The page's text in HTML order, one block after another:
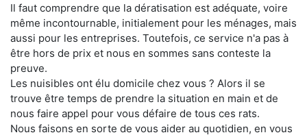
Il faut comprendre que la dératisation est adéquate, voire
même incontournable, initialement pour les ménages, mais
aussi pour les entreprises. Toutefois, ce service n'a pas à
être hors de prix et nous en sommes sans conteste la
preuve.
Les nuisibles ont élu domicile chez vous ? Alors il se
trouve être temps de prendre la situation en main et de
nous faire appel pour vous défaire de tous ces rats.
Nous faisons en sorte de vous aider au quotidien, en vous